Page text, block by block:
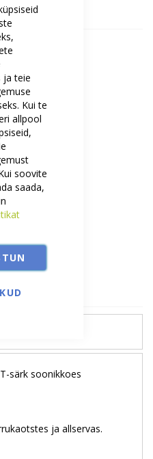
ja teie
Kui te
allpool
soovite
saada,
särk soonikkoes
ja allservas.